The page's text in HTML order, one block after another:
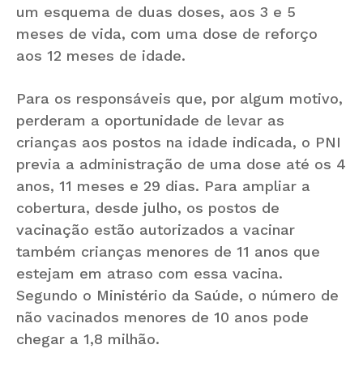
um esquema de duas doses, aos 3 e 5
meses de vida, com uma dose de reforço
aos 12 meses de idade.
Para os responsáveis que, por algum motivo,
perderam a oportunidade de levar as
crianças aos postos na idade indicada, o PNI
previa a administração de uma dose até os 4
anos, 11 meses e 29 dias. Para ampliar a
cobertura, desde julho, os postos de
vacinação estão autorizados a vacinar
também crianças menores de 11 anos que
estejam em atraso com essa vacina.
Segundo o Ministério da Saúde, o número de
não vacinados menores de 10 anos pode
chegar a 1,8 milhão.